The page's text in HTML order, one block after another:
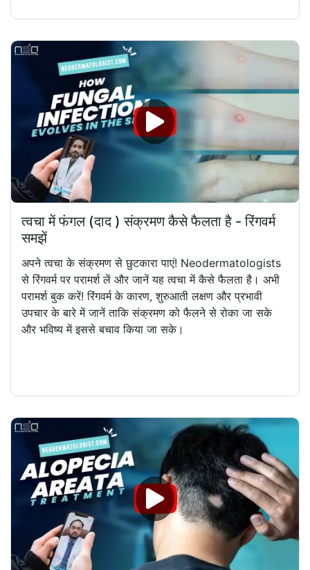
त्वचा में फंगल (दाद ) संक्रमण कैसे फैलता है - रिंगवर्म
समझें
अपने त्वचा के संक्रमण से छुटकारा पाएं! Neodermatologists
से रिंगवर्म पर परामर्श लें और जानें यह त्वचा में कैसे फैलता है। अभी
परामर्श बुक करें! रिंगवर्म के कारण, शुरुआती लक्षण और प्रभावी
उपचार के बारे में जानें ताकि संक्रमण को फैलने से रोका जा सके
और भविष्य में इससे बचाव किया जा सके।